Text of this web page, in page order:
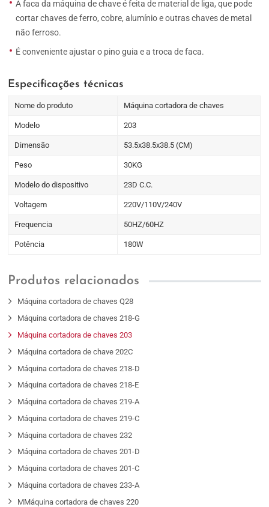
A faca da máquina de chave é feita de material de liga, que pode
cortar chaves de ferro, cobre, alumínio e outras chaves de metal
não ferroso.
É conveniente ajustar o pino guia e a troca de faca.
Especificações técnicas
Nome do produto Máquina cortadora de chaves
Modelo 203
Dimensão 53.5x38.5x38.5 (CM)
Peso 30KG
Modelo do dispositivo 23D C.C.
Voltagem 220V/110V/240V
Frequencia 50HZ/60HZ
Potência 180W
Produtos relacionados
Máquina cortadora de chaves Q28
Máquina cortadora de chaves 218-G
Máquina cortadora de chaves 203
Máquina cortadora de chave 202C
Máquina cortadora de chaves 218-D
Máquina cortadora de chaves 218-E
Máquina cortadora de chaves 219-A
Máquina cortadora de chaves 219-C
Máquina cortadora de chaves 232
Máquina cortadora de chaves 201-D
Máquina cortadora de chaves 201-C
Máquina cortadora de chaves 233-A
MMáquina cortadora de chaves 220